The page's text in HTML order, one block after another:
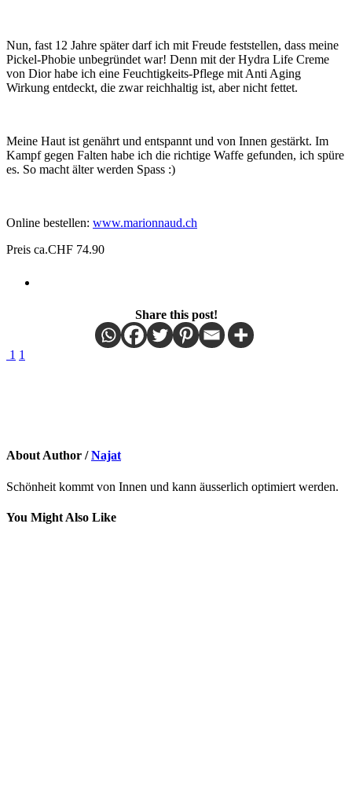
Nun, fast 12 Jahre später darf ich mit Freude feststellen, dass meine
Pickel-Phobie unbegründet war! Denn mit der Hydra Life Creme
von Dior habe ich eine Feuchtigkeits-Pflege mit Anti Aging
Wirkung entdeckt, die zwar reichhaltig ist, aber nicht fettet.
Meine Haut ist genährt und entspannt und von Innen gestärkt. Im
Kampf gegen Falten habe ich die richtige Waffe gefunden, ich spüre
es. So macht älter werden Spass :)
Online bestellen: www.marionnaud.ch
Preis ca.CHF 74.90
Share this post!
1 1
About Author /Najat
Schönheit kommt von Innen und kann äusserlich optimiert werden.
You Might Also Like